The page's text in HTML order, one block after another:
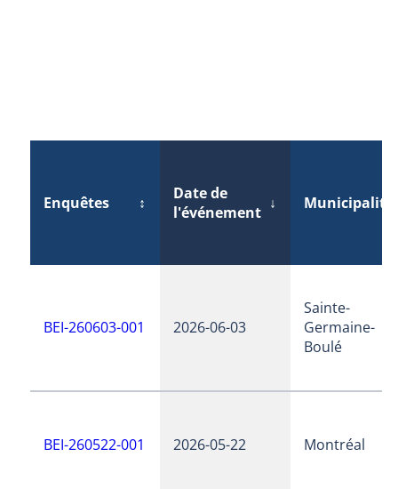
Enquêtes ↕
Date de
l'événement ↓ Municipalité
BEI-260603-001 2026-06-03
Sainte-
Germaine-
Boulé
BEI-260522-001 2026-05-22 Montréal